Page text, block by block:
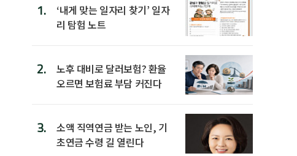
1.
‘내게 맞는 일자리 찾기’ 일자
리 탐험 노트
2.
노후 대비로 달러보험? 환율
오르면 보험료 부담 커진다
3.
소액 직역연금 받는 노인, 기
초연금 수령 길 열린다